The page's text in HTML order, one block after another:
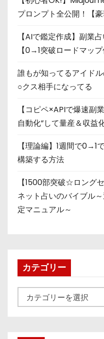
プロンプト全公開！【豪
【AIで鑑定作成】副業
【0→1突破ロードマップ
誰もが知ってるアイド
○クス相手になってる
【コピペ×APIで爆速副
自動化”して量産＆収益
【理論編】1週間で0→1
構築する方法
【1500部突破☆ロング
ネット占いのバイブル
定マニュアル～
カテゴリー
テ